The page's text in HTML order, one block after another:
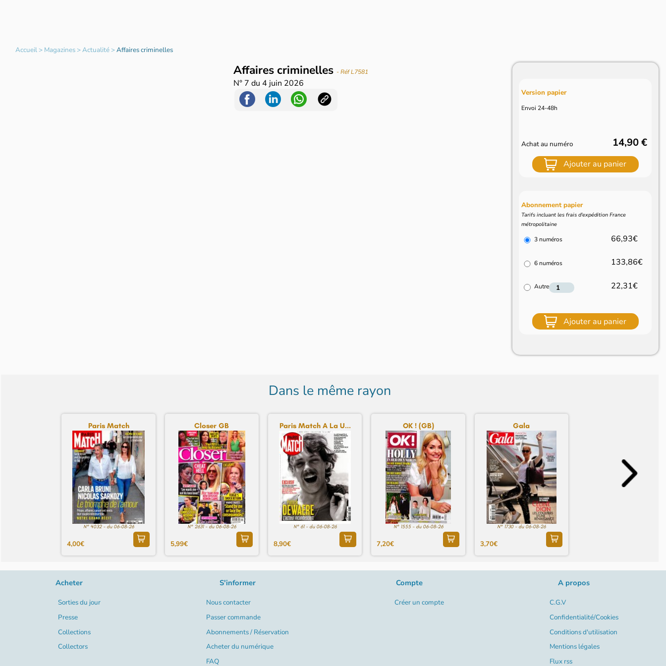
Accueil> Magazines>Actualité>Affaires criminelles
Affaires criminelles - Réf L7581
N° 7 du4 juin 2026
Version papier
Envoi 24-48h
Achat au numéro 14,90 €
Ajouter au panier
Abonnement papier
Tarifs incluant les frais d'expédition France
métropolitaine
3 numéros 66,93€
6 numéros 133,86€
Autre 22,31€
Ajouter au panier
Dans le même rayon
Paris Match
N° 4032 - du 06-08-26
4,00€
Closer GB
N° 2631 - du 06-08-26
5,99€
Paris Match A La U...
N° 61 - du 06-08-26
8,90€
OK ! (GB)
N° 1555 - du 06-08-26
7,20€
Gala
N° 1730 - du 06-08-26
3,70€
Acheter
Sorties du jour
Presse
Collections
Collectors
S'informer
Nous contacter
Passer commande
Abonnements / Réservation
Acheter du numérique
FAQ
Compte
Créer un compte
A propos
C.G.V
Confidentialité/Cookies
Conditions d'utilisation
Mentions légales
Flux rss